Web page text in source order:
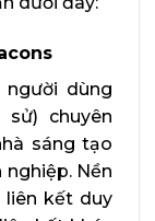
dùng
chuyên
sáng tạo
nghiệp. Nền
kết duy